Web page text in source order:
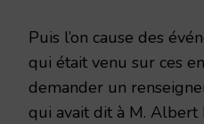
Puis l’on cause des
qui était venu sur ces
demander un
qui avait dit à M. Albert